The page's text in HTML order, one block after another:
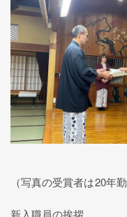
（写真の受賞者は20年
新入職員の挨拶